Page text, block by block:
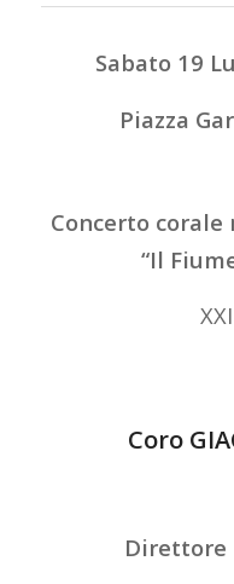
Sabato 19
Piazza
Concerto corale
“Il
Coro
Direttore